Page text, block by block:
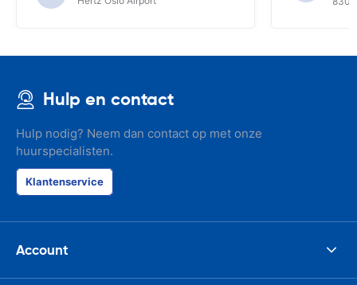
Hulp en contact
Hulp nodig? Neem dan contact op met onze
huurspecialisten.
Klantenservice
Account